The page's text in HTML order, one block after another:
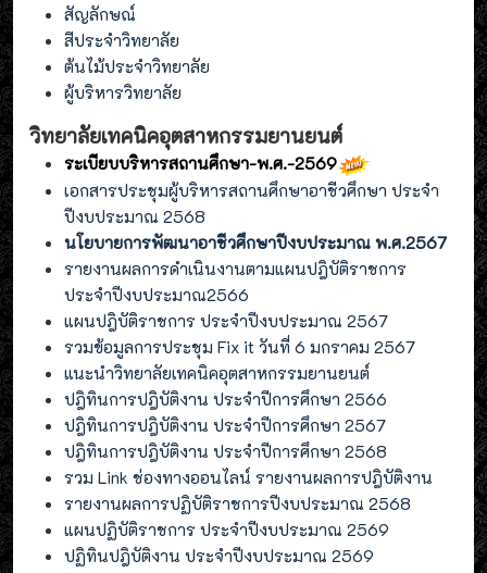
สัญลักษณ์
สีประจำวิทยาลัย
ต้นไม้ประจำวิทยาลัย
ผู้บริหารวิทยาลัย
วิทยาลัยเทคนิคอุตสาหกรรมยานยนต์
ระเบียบบริหารสถานศึกษา-พ.ศ.-2569
เอกสารประชุมผู้บริหารสถานศึกษาอาชีวศึกษา ประจำ
ปีงบประมาณ 2568
นโยบายการพัฒนาอาชีวศึกษาปีงบประมาณ พ.ศ.2567
รายงานผลการดำเนินงานตามแผนปฎิบัติราชการ
ประจำปีงบประมาณ2566
แผนปฎิบัติราชการ ประจำปีงบประมาณ 2567
รวมข้อมูลการประชุม Fix it วันที่ 6 มกราคม 2567
แนะนำวิทยาลัยเทคนิคอุตสาหกรรมยานยนต์
ปฎิทินการปฎิบัติงาน ประจำปีการศึกษา 2566
ปฎิทินการปฎิบัติงาน ประจำปีการศึกษา 2567
ปฎิทินการปฎิบัติงาน ประจำปีการศึกษา 2568
รวม Link ช่องทางออนไลน์ รายงานผลการปฎิบัติงาน
รายงานผลการปฏิบัติราชการปีงบประมาณ 2568
แผนปฏิบัติราชการ ประจำปีงบประมาณ 2569
ปฏิทินปฎิบัติงาน ประจำปีงบประมาณ 2569